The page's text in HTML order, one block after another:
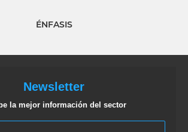
ÉNFASIS
Newsletter
la mejor información del sector